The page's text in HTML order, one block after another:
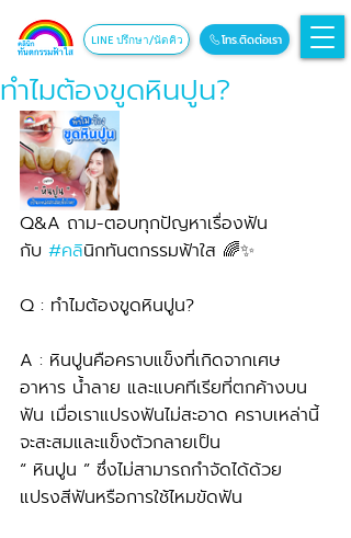
โทร.ติดต่อเรา
LINE ปรึกษา/นัดคิว
ทำไมต้องขูดหินปูน?
Q&A ถาม-ตอบทุกปัญหาเรื่องฟัน
กับ #คลินิกทันตกรรมฟ้าใส 🌈✨
Q : ทำไมต้องขูดหินปูน?
A : หินปูนคือคราบแข็งที่เกิดจากเศษ
อาหาร น้ำลาย และแบคทีเรียที่ตกค้างบน
ฟัน เมื่อเราแปรงฟันไม่สะอาด คราบเหล่านี้
จะสะสมและแข็งตัวกลายเป็น
“ หินปูน ” ซึ่งไม่สามารถกำจัดได้ด้วย
แปรงสีฟันหรือการใช้ไหมขัดฟัน